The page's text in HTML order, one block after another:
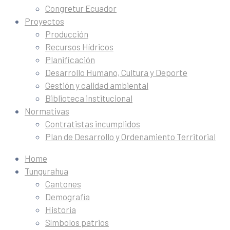
Congretur Ecuador
Proyectos
Producción
Recursos Hídricos
Planificación
Desarrollo Humano, Cultura y Deporte
Gestión y calidad ambiental
Biblioteca institucional
Normativas
Contratistas incumplidos
Plan de Desarrollo y Ordenamiento Territorial
Home
Tungurahua
Cantones
Demografía
Historia
Símbolos patrios